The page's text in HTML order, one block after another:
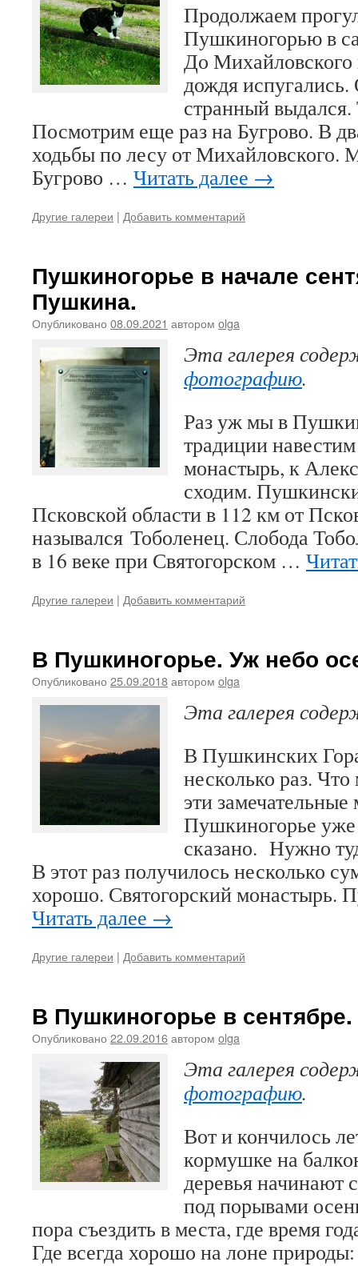
Продолжаем
Пушкиногорью в
До
дождя
странный
Посмотрим еще раз на Бугрово. В
ходьбы по лесу от Михайловского.
Бугрово … Читать далее →
Другие галереи | Добавить комментарий
Пушкиногорье в начале
Пушкина.
Опубликовано 08.09.2021 автором olga
Эта галерея
фотографию.
Раз уж мы в
традиции
монастырь, к
сходим.
Псковской области в 112 км от
назывался Тоболенец. Слобода
в 16 веке при Святогорском …
Другие галереи | Добавить комментарий
В Пушкиногорье. Уж небо
Опубликовано 25.09.2018автором olga
Эта галерея
В Пушкинских
несколько раз.
эти
Пушкиногорье уже
сказано. Нужно
В этот раз получилось несколько
хорошо. Святогорский
Читать далее →
Другие галереи | Добавить комментарий
В Пушкиногорье в сентябре.
Опубликовано 22.09.2016автором olga
Эта галерея
фотографию.
Вот и кончилось
кормушке на
деревья начинают
под порывами
пора съездить в места, где время
Где всегда хорошо на лоне